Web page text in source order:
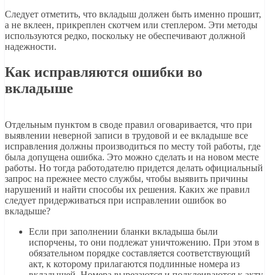
Следует отметить, что вкладыш должен быть именно прошит,
а не вклеен, прикреплен скотчем или степлером. Эти методы
используются редко, поскольку не обеспечивают должной
надежности.
Как исправляются ошибки во
вкладыше
Отдельным пунктом в своде правил оговаривается, что при
выявлении неверной записи в трудовой и ее вкладыше все
исправления должны производиться по месту той работы, где
была допущена ошибка. Это можно сделать и на новом месте
работы. Но тогда работодателю придется делать официальный
запрос на прежнее место службы, чтобы выявить причины
нарушений и найти способы их решения. Каких же правил
следует придерживаться при исправлении ошибок во
вкладыше?
Если при заполнении бланки вкладыша были
испорчены, то они подлежат уничтожению. При этом в
обязательном порядке составляется соответствующий
акт, к которому прилагаются подлинные номера из